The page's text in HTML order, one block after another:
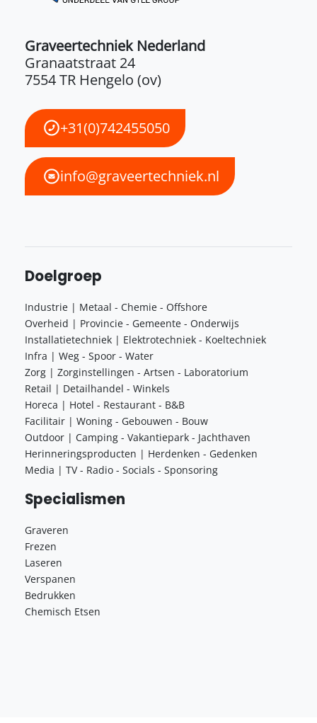
Graveertechniek Nederland
Granaatstraat 24
7554 TR Hengelo (ov)
+31(0)742455050
info@graveertechniek.nl
Doelgroep
Industrie | Metaal - Chemie - Offshore
Overheid | Provincie - Gemeente - Onderwijs
Installatietechniek | Elektrotechniek - Koeltechniek
Infra | Weg - Spoor - Water
Zorg | Zorginstellingen - Artsen - Laboratorium
Retail | Detailhandel - Winkels
Horeca | Hotel - Restaurant - B&B
Facilitair | Woning - Gebouwen - Bouw
Outdoor | Camping - Vakantiepark - Jachthaven
Herinneringsproducten | Herdenken - Gedenken
Media | TV - Radio - Socials - Sponsoring
Specialismen
Graveren
Frezen
Laseren
Verspanen
Bedrukken
Chemisch Etsen